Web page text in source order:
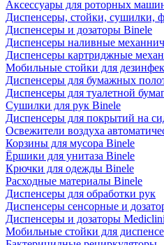
Аксессуары для роторных
Диспенсеры, стойки, сушилки,
Диспенсеры и дозаторы Binele
Диспенсеры наливные
Диспенсеры картриджные
Мобильные стойки для
Диспенсеры для бумажных
Диспенсеры для туалетной
Сушилки для рук Binele
Диспенсеры для покрытий на
Освежители воздуха
Корзины для мусора Binele
Ёршики для унитаза Binele
Крючки для одежды Binele
Расходные материалы Binele
Диспенсеры для обработки рук
Диспенсеры сенсорные и
Диспенсеры и дозаторы
Мобильные стойки для